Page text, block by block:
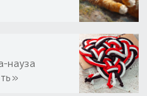
науза